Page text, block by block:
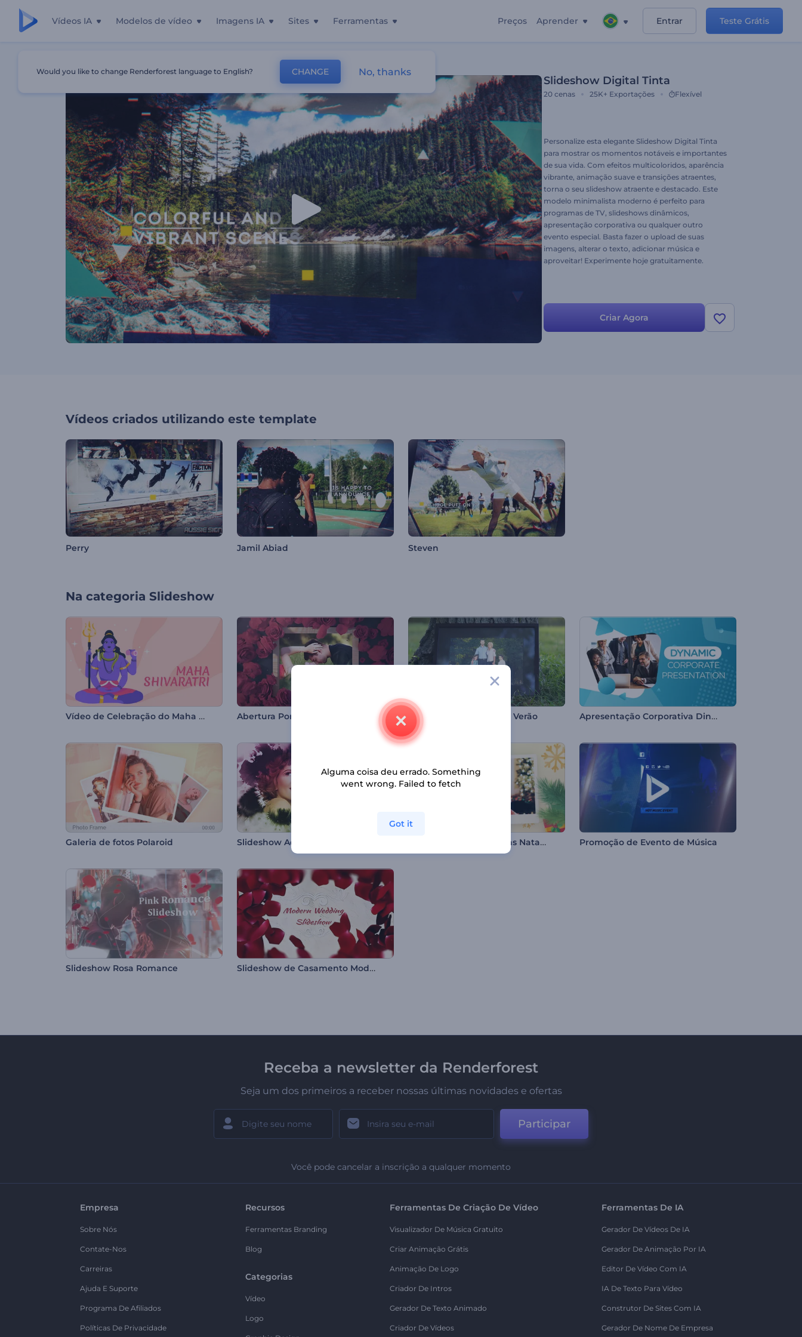
Vídeos IA Modelos de vídeo Imagens IA Sites Ferramentas Preços Aprender Entrar Teste Grátis
Slideshow Digital Tinta
20 cenas 25K+ Exportações Flexível
Personalize esta elegante Slideshow Digital Tinta
para mostrar os momentos notáveis e importantes
de sua vida. Com efeitos multicoloridos, aparência
vibrante, animação suave e transições atraentes,
torna o seu slideshow atraente e destacado. Este
modelo minimalista moderno é perfeito para
programas de TV, slideshows dinâmicos,
apresentação corporativa ou qualquer outro
evento especial. Basta fazer o upload de suas
imagens, alterar o texto, adicionar música e
aproveitar! Experimente hoje gratuitamente.
Criar Agora
Vídeos criados utilizando este template
Perry Jamil Abiad Steven
Na categoria Slideshow
Vídeo de Celebração do Maha Shivratri Slideshow Quadro Vibe Verão Apresentação Corporativa Dinâmica
Galeria de fotos Polaroid Slideshow Aquarela Slideshow com Molduras Natalinas Festivas Promoção de Evento de Música
Slideshow Rosa Romance Slideshow de Casamento Moderno
Receba a newsletter da Renderforest
Seja um dos primeiros a receber nossas últimas novidades e ofertas
Participar
Você pode cancelar a inscrição a qualquer momento
Empresa
Sobre Nós
Contate-Nos
Carreiras
Ajuda E Suporte
Programa De Afiliados
Políticas De Privacidade
Recursos
Ferramentas Branding
Blog
Categorias
Vídeo
Logo
Ferramentas De Criação De Vídeo
Visualizador De Música Gratuito
Criar Animação Grátis
Animação De Logo
Criador De Intros
Gerador De Texto Animado
Criador De Vídeos
Ferramentas De IA
Gerador De Vídeos De IA
Gerador De Animação Por IA
Editor De Vídeo Com IA
IA De Texto Para Vídeo
Construtor De Sites Com IA
Gerador De Nome De Empresa
Would you like to change Renderforest language to English? CHANGE No, thanks
Alguma coisa deu errado. Something
went wrong. Failed to fetch
Got it